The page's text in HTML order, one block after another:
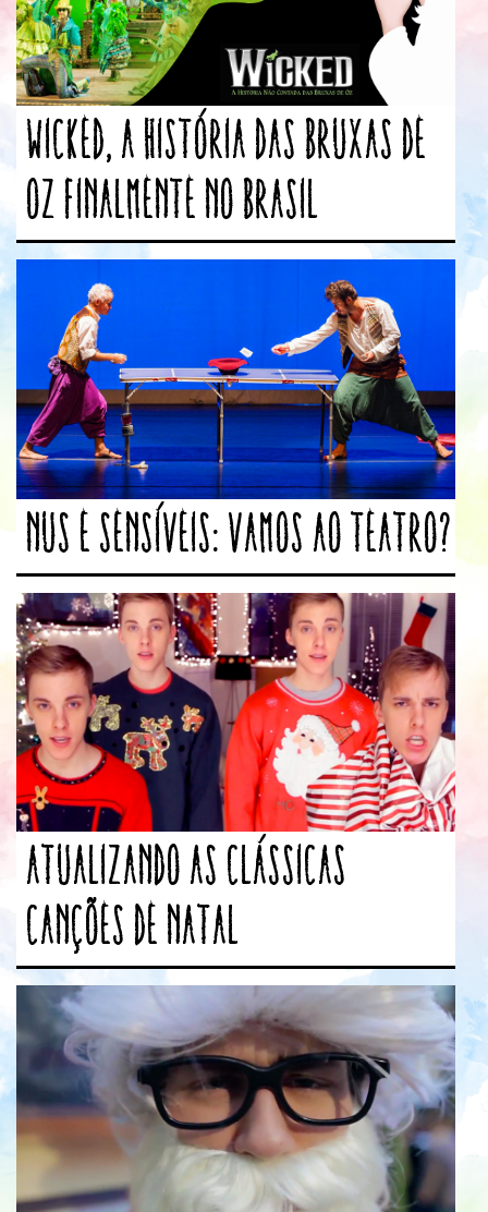
Wicked, a história das bruxas de
Oz finalmente no Brasil
Nus e sensíveis: vamos ao teatro?
Atualizando as clássicas
canções de Natal